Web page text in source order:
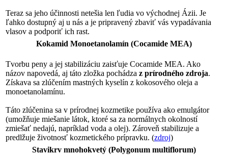
Teraz sa jeho účinnosti netešia len ľudia vo východnej Ázii. Je
ľahko dostupný aj u nás a je pripravený zbaviť vás vypadávania
vlasov a podporiť ich rast.
Kokamid Monoetanolamín (Cocamide MEA)
Tvorbu peny a jej stabilizáciu zaisťuje Cocamide MEA. Ako
názov napovedá, aj táto zložka pochádza z prírodného zdroja.
Získava sa zlúčením mastných kyselín z kokosového oleja a
monoetanolamínu.
Táto zlúčenina sa v prírodnej kozmetike používa ako emulgátor
(umožňuje miešanie látok, ktoré sa za normálnych okolností
zmiešať nedajú, napríklad voda a olej). Zároveň stabilizuje a
predlžuje životnosť kozmetického prípravku. (zdroj)
Stavikrv mnohokvetý (Polygonum multiflorum)